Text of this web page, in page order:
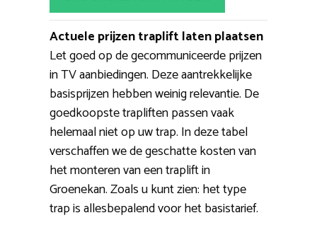
Actuele prijzen traplift laten plaatsen
Let goed op de gecommuniceerde prijzen
in TV aanbiedingen. Deze aantrekkelijke
basisprijzen hebben weinig relevantie. De
goedkoopste trapliften passen vaak
helemaal niet op uw trap. In deze tabel
verschaffen we de geschatte kosten van
het monteren van een traplift in
Groenekan. Zoals u kunt zien: het type
trap is allesbepalend voor het basistarief.